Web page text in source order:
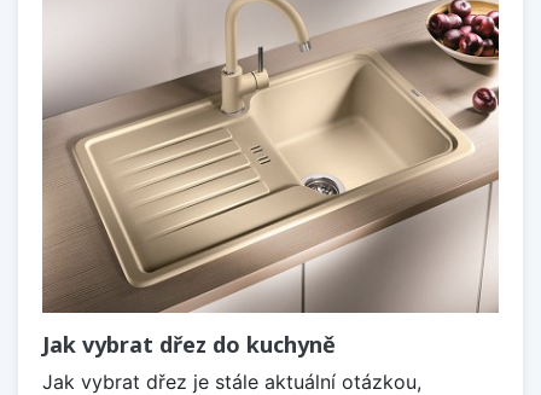
Jak vybrat dřez do kuchyně
Jak vybrat dřez je stále aktuální otázkou,